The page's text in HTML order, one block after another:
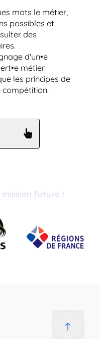
mots le métier,
possibles et
des
d'un•e
métier
les principes de
compétition.
mission future !